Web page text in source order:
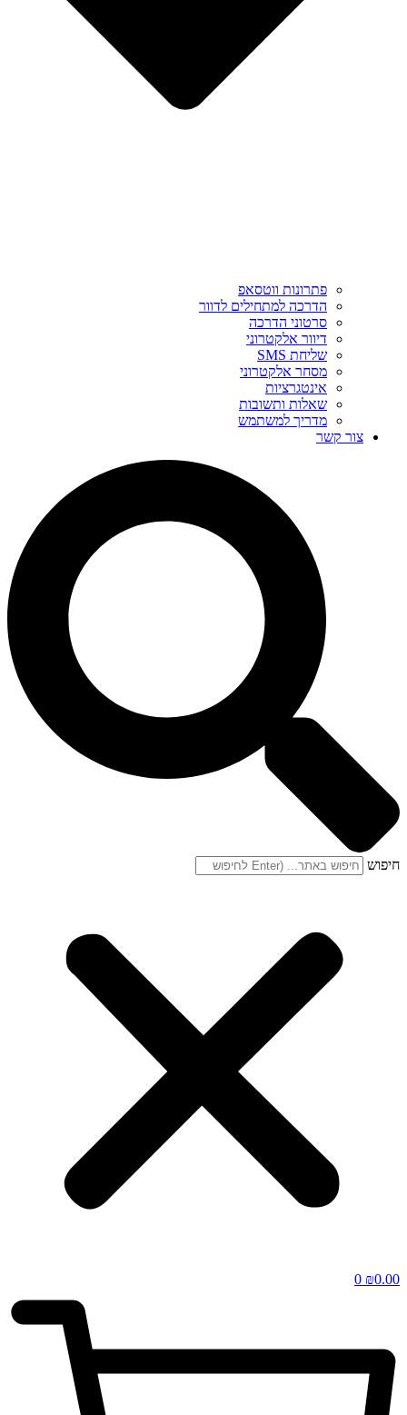
פתרונות ווטסאפ
הדרכה למתחילים לדוור
סרטוני הדרכה
דיוור אלקטרוני
שליחת SMS
מסחר אלקטרוני
אינטגרציות
שאלות ותשובות
מדריך למשתמש
צור קשר
חיפוש
₪0.00
0